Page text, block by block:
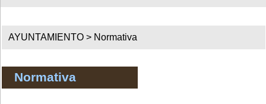
AYUNTAMIENTO > Normativa
Normativa